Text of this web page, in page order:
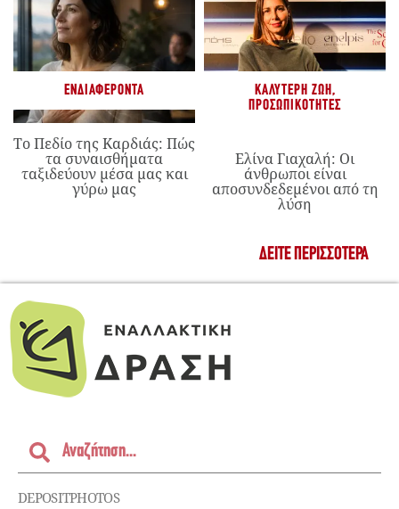
ΕΝΔΙΑΦΈΡΟΝΤΑ
Το Πεδίο της Καρδιάς: Πώς
τα συναισθήματα
ταξιδεύουν μέσα μας και
γύρω μας
ΚΑΛΎΤΕΡΗ ΖΩΉ,
ΠΡΟΣΩΠΙΚΌΤΗΤΕΣ
Ελίνα Γιαχαλή: Οι
άνθρωποι είναι
αποσυνδεδεμένοι από τη
λύση
ΔΕΊΤΕ ΠΕΡΙΣΣΌΤΕΡΑ
DEPOSITPHOTOS